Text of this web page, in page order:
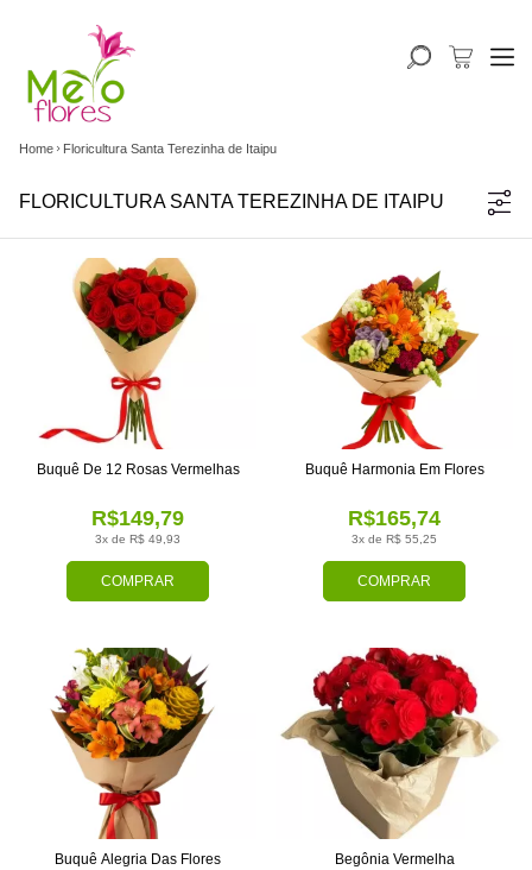
Home Floricultura Santa Terezinha de Itaipu
FLORICULTURA SANTA TEREZINHA DE ITAIPU
COMPRAR
3x de R$ 49,93
R$149,79
Buquê De 12 Rosas Vermelhas
COMPRAR
3x de R$ 55,25
R$165,74
Buquê Harmonia Em Flores
Buquê Alegria Das Flores Begônia Vermelha